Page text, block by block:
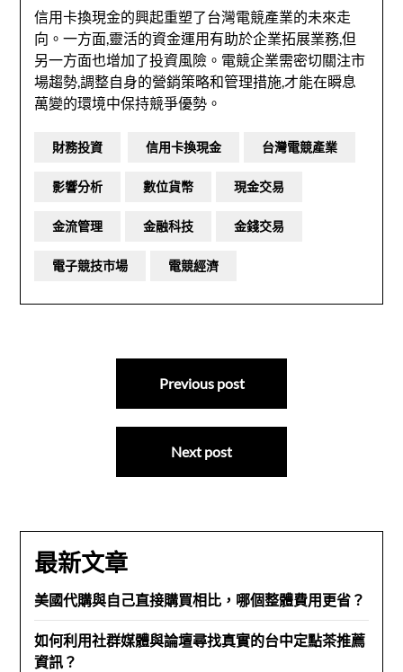
信用卡換現金的興起重塑了台灣電競產業的未來走
向。一方面,靈活的資金運用有助於企業拓展業務,但
另一方面也增加了投資風險。電競企業需密切關注市
場趨勢,調整自身的營銷策略和管理措施,才能在瞬息
萬變的環境中保持競爭優勢。
財務投資 信用卡換現金 台灣電競產業
影響分析 數位貨幣 現金交易
金流管理 金融科技 金錢交易
電子競技市場 電競經濟
Previous post
Next post
最新文章
美國代購與自己直接購買相比，哪個整體費用更省？
如何利用社群媒體與論壇尋找真實的台中定點茶推薦
資訊？